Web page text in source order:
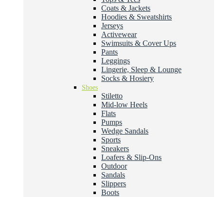
Coats & Jackets
Hoodies & Sweatshirts
Jerseys
Activewear
Swimsuits & Cover Ups
Pants
Leggings
Lingerie, Sleep & Lounge
Socks & Hosiery
Shoes
Stiletto
Mid-low Heels
Flats
Pumps
Wedge Sandals
Sports
Sneakers
Loafers & Slip-Ons
Outdoor
Sandals
Slippers
Boots